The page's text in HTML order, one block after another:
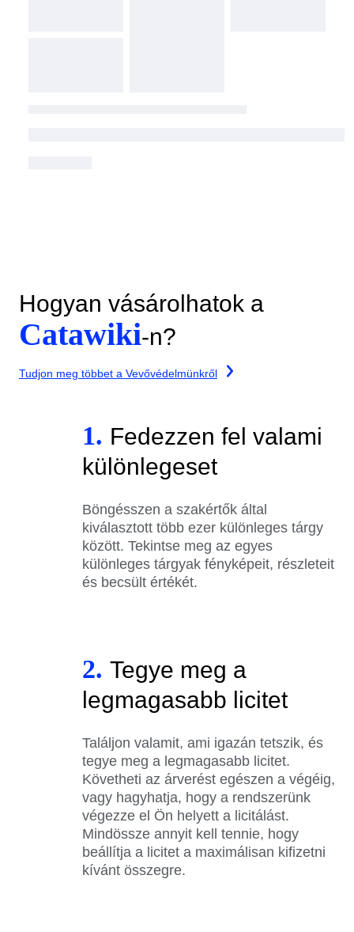
Hogyan vásárolhatok a
Catawiki-n?
Tudjon meg többet a Vevővédelmünkről
1. Fedezzen fel valami
különlegeset
Böngésszen a szakértők által
kiválasztott több ezer különleges tárgy
között. Tekintse meg az egyes
különleges tárgyak fényképeit, részleteit
és becsült értékét.
2. Tegye meg a
legmagasabb licitet
Találjon valamit, ami igazán tetszik, és
tegye meg a legmagasabb licitet.
Követheti az árverést egészen a végéig,
vagy hagyhatja, hogy a rendszerünk
végezze el Ön helyett a licitálást.
Mindössze annyit kell tennie, hogy
beállítja a licitet a maximálisan kifizetni
kívánt összegre.